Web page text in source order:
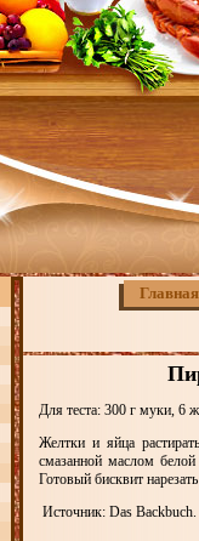
Главная
Для теста: 300 г муки, 6
Желтки и яйца
смазанной маслом
Готовый бисквит
Источник: Das